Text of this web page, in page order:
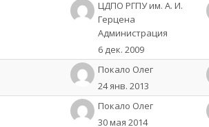
ЦДПО РГПУ им. А. И.
Герцена
Администрация
6 дек. 2009
Пoкaлo Олeг
24 янв. 2013
Пoкaлo Олeг
30 мая 2014